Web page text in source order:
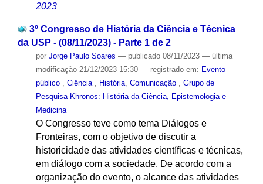
2023
3º Congresso de História da Ciência e Técnica
da USP - (08/11/2023) - Parte 1 de 2
por Jorge Paulo Soares — publicado08/11/2023 — última
modificação21/12/2023 15:30 — registrado em: Evento
público
Ciência História, Comunicação
Grupo de
Pesquisa Khronos: História da Ciência, Epistemologia e
Medicina
O Congresso teve como tema Diálogos e
Fronteiras, com o objetivo de discutir a
historicidade das atividades científicas e técnicas,
em diálogo com a sociedade. De acordo com a
organização do evento, o alcance das atividades